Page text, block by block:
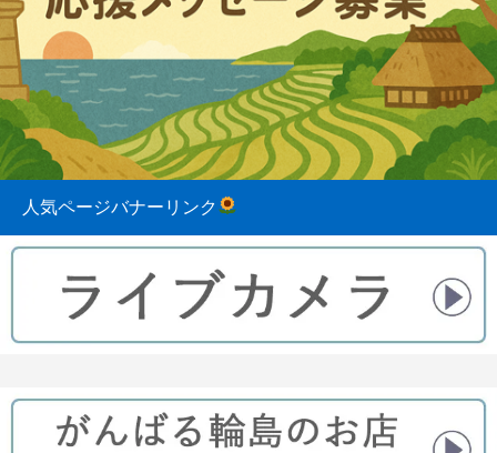
白米千枚田 あぜのきらめき（アルバム）
2023.08.31
今日の白米千枚田
人気ページバナーリンク